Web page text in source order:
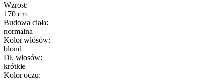
Wzrost:
170 cm
Budowa ciała:
normalna
Kolor włósów:
blond
Dł. włosów:
krótkie
Kolor oczu: